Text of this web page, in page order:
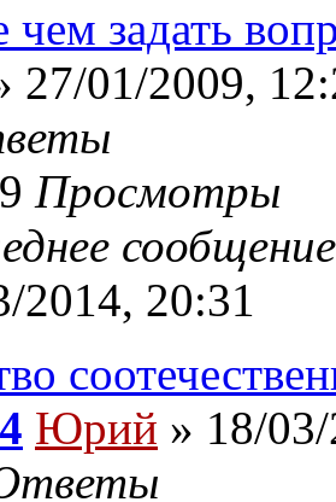
задать
27/01/2009,
Просмотры
2014, 20:31
4 Юрий » 18/